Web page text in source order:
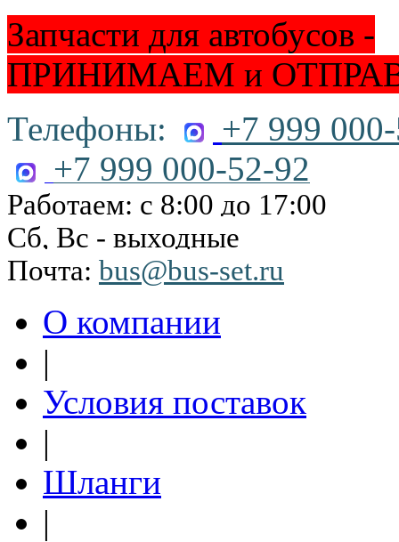
Запчасти для автобусов -
ПРИНИМАЕМ и
Телефоны:
+7 999
+7 999 000-52-92
Работаем: с 8:00 до 17:00
Сб, Вс - выходные
Почта: bus@bus-set.ru
О компании
|
Условия поставок
|
Шланги
|